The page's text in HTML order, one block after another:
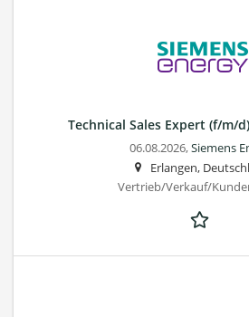
Technical Sales Expert (f/m/
06.08.2026,Siemens
Erlangen,
Vertrieb/Verkauf/